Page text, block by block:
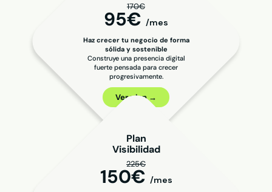
170€
95€ /mes
Haz crecer tu negocio de forma
sólida y sostenible
Construye una presencia digital
fuerte pensada para crecer
progresivamente.
Ver plan →
Plan
Visibilidad
225€
150€ /mes